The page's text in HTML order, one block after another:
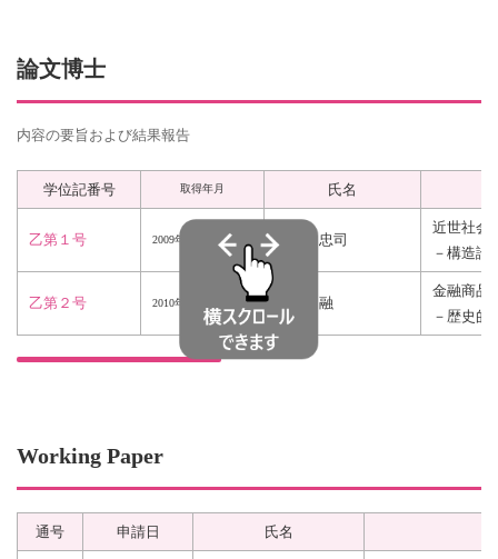
論文博士
内容の要旨および結果報告
学位記番号 取得年月 氏名
乙第１号 2009年 渡邊 忠司
近世社
－構造論
乙第２号 2010年 小谷 融
金融商品
－歴史的
Working Paper
通号 申請日 氏名